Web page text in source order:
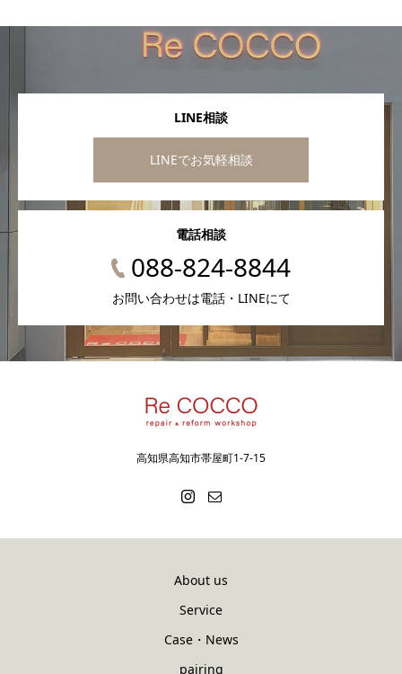
LINE相談
LINEでお気軽相談
電話相談
088-824-8844
お問い合わせは電話・LINEにて
高知県高知市帯屋町1-7-15
About us
Service
Case・News
pairing